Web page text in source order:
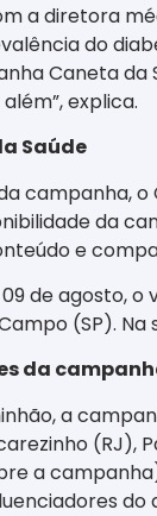
a diretora
do
Caneta
explica.
Saúde
campanha, o
da
e
09 de agosto,
(SP). Na
da
a
(RJ),
a
do